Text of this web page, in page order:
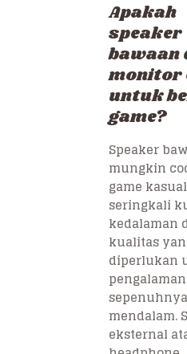
Apakah
speaker
bawaan
monitor
untuk
game?
Speaker
mungkin
game
seringkali
kedalaman
kualitas
diperlukan
sepenuhnya
mendalam.
eksternal